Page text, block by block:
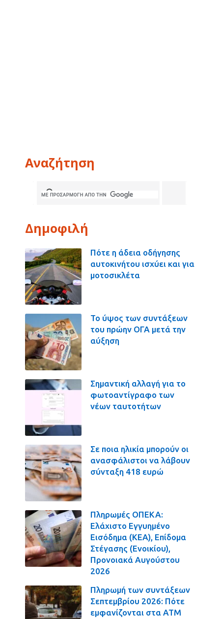
Αναζήτηση
Δημοφιλή
Πότε η άδεια οδήγησης
αυτοκινήτου ισχύει και για
μοτοσικλέτα
Το ύψος των συντάξεων
του πρώην ΟΓΑ μετά την
αύξηση
Σημαντική αλλαγή για το
φωτοαντίγραφο των
νέων ταυτοτήτων
Σε ποια ηλικία μπορούν οι
ανασφάλιστοι να λάβουν
σύνταξη 418 ευρώ
Πληρωμές ΟΠΕΚΑ:
Ελάχιστο Εγγυημένο
Εισόδημα (ΚΕΑ), Επίδομα
Στέγασης (Ενοικίου),
Προνοιακά Αυγούστου
2026
Πληρωμή των συντάξεων
Σεπτεμβρίου 2026: Πότε
εμφανίζονται στα ΑΤΜ